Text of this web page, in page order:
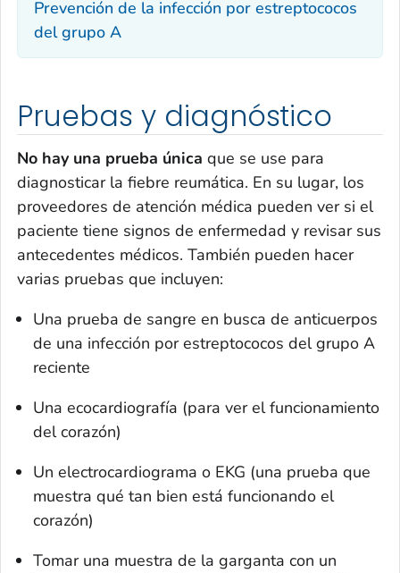
Prevención de la infección por estreptococos
del grupo A
Pruebas y diagnóstico
No hay una prueba única que se use para
diagnosticar la fiebre reumática. En su lugar, los
proveedores de atención médica pueden ver si el
paciente tiene signos de enfermedad y revisar sus
antecedentes médicos. También pueden hacer
varias pruebas que incluyen:
Una prueba de sangre en busca de anticuerpos
de una infección por estreptococos del grupo A
reciente
Una ecocardiografía (para ver el funcionamiento
del corazón)
Un electrocardiograma o EKG (una prueba que
muestra qué tan bien está funcionando el
corazón)
Tomar una muestra de la garganta con un